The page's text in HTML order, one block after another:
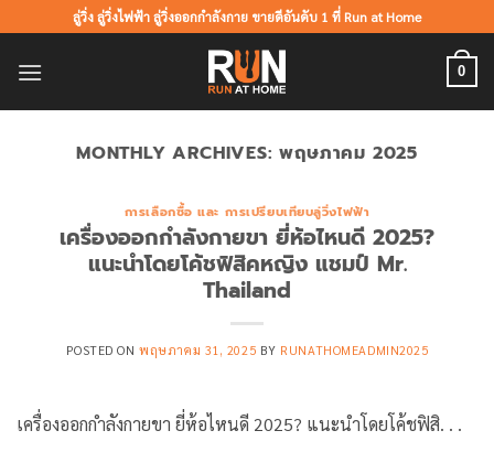
ไป
ลู่วิ่ง ลู่วิ่งไฟฟ้า ลู่วิ่งออกกำลังกาย ขายดีอันดับ 1 ที่ Run at Home
0
MONTHLY ARCHIVES:พฤษภาคม 2025
การเลือกซื้อ และ การเปรียบเทียบลู่วิ่งไฟฟ้า
เครื่องออกกำลังกายขา ยี่ห้อไหนดี 2025?
แนะนำโดยโค้ชฟิสิคหญิง แชมป์ Mr.
Thailand
POSTED ONพฤษภาคม 31, 2025 BY RUNATHOMEADMIN2025
เครื่องออกกำลังกายขา ยี่ห้อไหนดี 2025? แนะนำโดยโค้ชฟิสิ. . .